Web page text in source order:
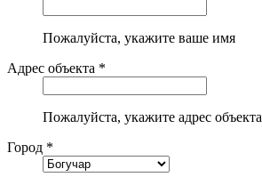
Пожалуйста, укажите ваше имя
Адрес объекта *
Пожалуйста, укажите адрес объекта
Город *